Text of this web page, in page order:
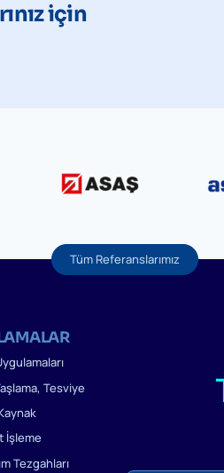
için
Tüm Referanslarımız
Tesviye
İşleme
Tezgahları